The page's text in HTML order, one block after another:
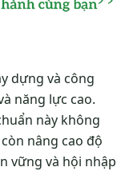
dựng và công
năng lực cao.
này không
nâng cao độ
vững và hội nhập